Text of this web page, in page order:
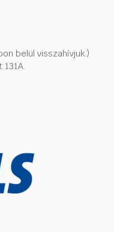
belül visszahívjuk.)